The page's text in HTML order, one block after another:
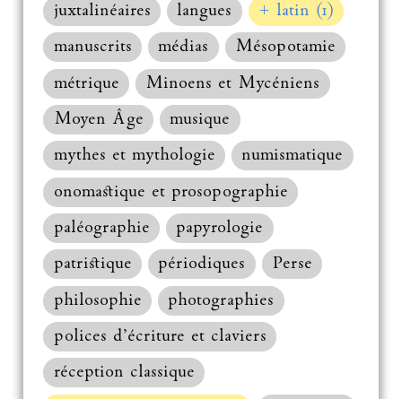
juxtalinéaires
langues
+ latin (1)
manuscrits
médias
Mésopotamie
métrique
Minoens et Mycéniens
Moyen Âge
musique
mythes et mythologie
numismatique
onomastique et prosopographie
paléographie
papyrologie
patristique
périodiques
Perse
philosophie
photographies
polices d’écriture et claviers
réception classique